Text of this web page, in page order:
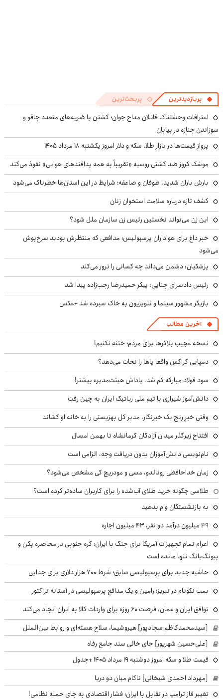
پربازدیدترین پربحث‌ترین
اعترافات وحشتناک قاتلان مداح جوان؛ کشتن با ضربه‌های متعدد چاقو و
سوزاندن جنازه در بیابان
پرواز قیمت‌ها در بازار طلا، سکه و دلار امروز یکشنبه ۱۸ مرداد ۱۴۰۵
موشک کروز ضد کشتی روسیه «تقریباً به همه پدافندهای هوایی» نفوذ می‌کند
بارش باران شدید، طوفان و صاعقه؛ شرایط در این استان‌ها خطرناک می‌شود
کشف تازه درباره سلامت استخوان زنان
این زن می‌تواند نخستین رئیس زن سازمان ملل شود؟
خبر داغ برای هواداران پرسپولیس؛ مدافعی که منتظرش بودید سرخ‌پوش
می‌شود
پزشکیان: دشمن می‌داند چه کسانی را ترور می‌کند
رئیس دادسرای جنایی: پیکر حمیدرضا رجب‌زاده پیدا شد
بازیگر مشهور سینما و تلویزیون به خاک سپرده شد +عکس
آخرین مطالب
نسخه عجیب بلاگرها برای مردم؛ ختنه نکنیم!
دمپایی کراکس واقعا پاها را نجات می‌دهد؟
سود فولاد مبارکه کم شد، پاداش هیئت‌مدیره بیشتر!
دانش‌آموز شیرازی با تیم ملی رباتیک ایران به چین رفت
وقتی خبرِ رنج یک خبرنگار، مدیر کل بهزیستی را به خانه او کشاند
افتتاح زیرگذر میدان آزادگان کرمانشاه تا بهمن امسال
نام‌نویسی دانش‌آموزان بدون دریافت وجه، الزامی است
زمان خداحافظی رونالدو، مسی و مودریچ کی مشخص می‌شود؟
طلاسی چگونه خرید طلای آب‌شده را برای کاربران ساده‌تر کرده است؟
به بازنشستگان وام بدهید
49 میلیون درآمد دو نفر، 43 میلیون اجاره
اعرام تمام تجهیزات آمریکا برای جنگ با ایران؛ کره جنوبی در محاصره پکن و
پیونگ‌یانگ تنها مانده است
حاشیه جدید برای پرسپولیسی سابق؛ شرط ۷۰۰ هزار دلاری برای جدایی
بمب نکونام در تبریز؛ رامین و یک مدافع پرسپولیسی در آستانه تراکتور
توافق ایران و عمان، فرصت ۶۰ روزه برای واردات کالا به ایران ایجاد می‌کند
[سیدمحمدکاظم سجادپور] هیروشیما، سلاح هسته‌ای و روابط بین‌الملل
[علی‌حسین شهریور] جای خالی سند جامع رفاه
قیمت طلا و سکه امروز دوشنبه ۱۹ مرداد ۱۴۰۵ +جدول
[مهرداد احمدی شیخانی] ناکام میان دو دریا
تغییر فاز ترامپ در تقابل با ایران؛ فشار اقتصادی به جای حمله نظامی!